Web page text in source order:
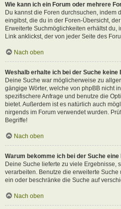
Wie kann ich ein Forum oder mehrere
Du kannst die Foren durchsuchen, indem
eingibst, die du in der Foren-Übersicht,
Erweiterte Suchmöglichkeiten erhältst du,
Link anklickst, der von jeder Seite des
Nach oben
Weshalb erhalte ich bei der Suche keine
Deine Suche war möglicherweise zu
gängige Wörter, welche von phpBB nicht
spezifischere Anfrage und benutze die
bietet. Außerdem ist es natürlich auch
nirgends im Forum verwendet wurden.
Begriffe!
Nach oben
Warum bekomme ich bei der Suche eine
Deine Suche lieferte zu viele Ergebnisse,
verarbeiten. Benutze die erweiterte
ein oder beschränke die Suche auf
Nach oben